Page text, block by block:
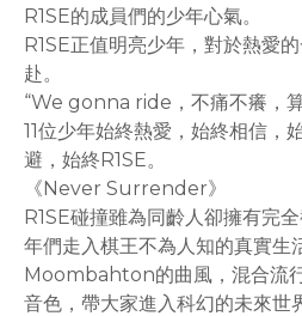
R1SE的成員們的少年心氣。
R1SE正值明亮少年，對於熱愛
赴。
“We gonna ride，不痛不癢，算
11位少年始終熱愛，始終相信，
避，始終R1SE。
《Never Surrender》
R1SE碰撞雖為同齡人卻擁有完
年們走入棋王不為人知的真實生
Moombahton的曲風，混合流
音色，帶大家進入科幻的未來世